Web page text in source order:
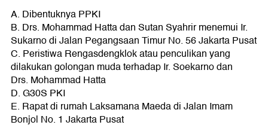
A. Dibentuknya PPKI
B. Drs. Mohammad Hatta dan Sutan Syahrir menemui Ir.
Sukarno di Jalan Pegangsaan Timur No. 56 Jakarta Pusat
C. Peristiwa Rengasdengklok atau penculikan yang
dilakukan golongan muda terhadap Ir. Soekarno dan
Drs. Mohammad Hatta
D. G30S PKI
E. Rapat di rumah Laksamana Maeda di Jalan Imam
Bonjol No. 1 Jakarta Pusat